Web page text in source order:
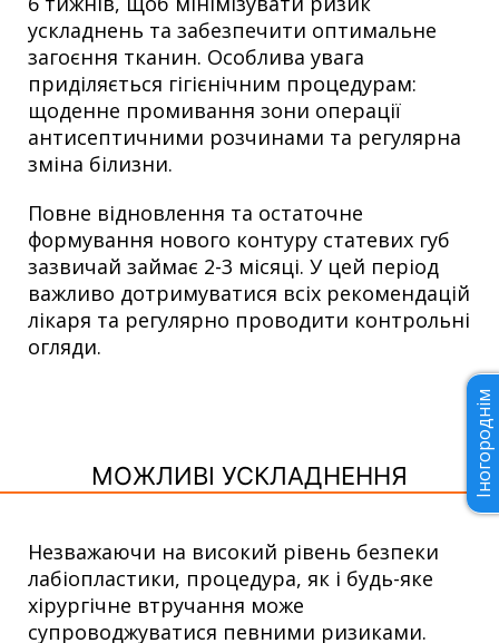
ускладнень та забезпечити оптимальне
загоєння тканин. Особлива увага
приділяється гігієнічним процедурам:
щоденне промивання зони операції
антисептичними розчинами та регулярна
зміна білизни.
Повне відновлення та остаточне
формування нового контуру статевих губ
зазвичай займає 2-3 місяці. У цей період
важливо дотримуватися всіх рекомендацій
лікаря та регулярно проводити контрольні
огляди.
МОЖЛИВІ УСКЛАДНЕННЯ
Незважаючи на високий рівень безпеки
лабіопластики, процедура, як і будь-яке
хірургічне втручання може
супроводжуватися певними ризиками.
Іногороднім